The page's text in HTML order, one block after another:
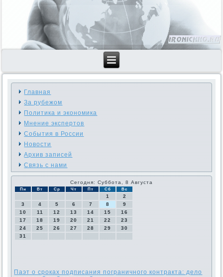
Главная
За рубежом
Политика и экономика
Мнение экспертов
События в России
Новости
Архив записей
Связь с нами
Сегодня: Суббота, 8 Августа
Пн Вт Ср Чт Пт Сб Вс
1
2
3
4 5 6 7 8
9
10
11 12 13 14 15
16
17
18 19 20 21 22
23
24
25 26 27 28 29
30
31
Паэт о сроках подписания пограничного контракта: дело